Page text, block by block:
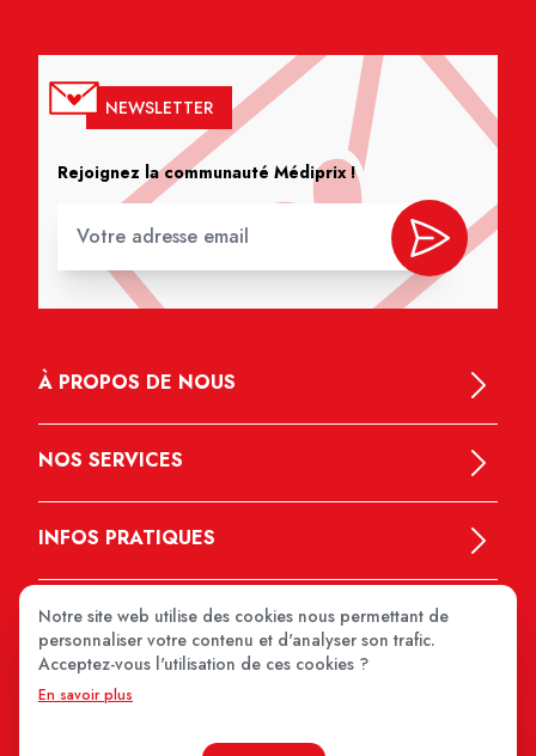
NEWSLETTER
Rejoignez la communauté Médiprix !
À PROPOS DE NOUS
NOS SERVICES
INFOS PRATIQUES
Notre site web utilise des cookies nous permettant de
personnaliser votre contenu et d'analyser son trafic.
Acceptez-vous l'utilisation de ces cookies ?
En savoir plus